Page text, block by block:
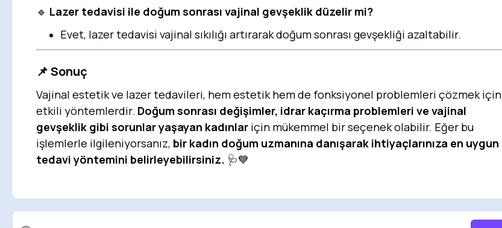
🔹 Lazer tedavisi ile doğum sonrası vajinal gevşeklik düzelir mi?
Evet, lazer tedavisi vajinal sıkılığı artırarak doğum sonrası gevşekliği azaltabilir.
📌Sonuç
Vajinal estetik ve lazer tedavileri, hem estetik hem de fonksiyonel problemleri çözmek için
etkili yöntemlerdir. Doğum sonrası değişimler, idrar kaçırma problemleri ve vajinal
gevşeklik gibi sorunlar yaşayan kadınlar için mükemmel bir seçenek olabilir. Eğer bu
işlemlerle ilgileniyorsanız, bir kadın doğum uzmanına danışarak ihtiyaçlarınıza en uygun
tedavi yöntemini belirleyebilirsiniz. 🩺💙